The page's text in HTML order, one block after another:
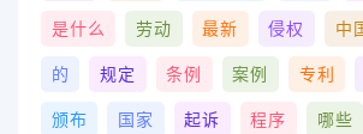
是什么 劳动 最新 侵权 中
的 规定 条例 案例 专利
颁布 国家 起诉 程序 哪些